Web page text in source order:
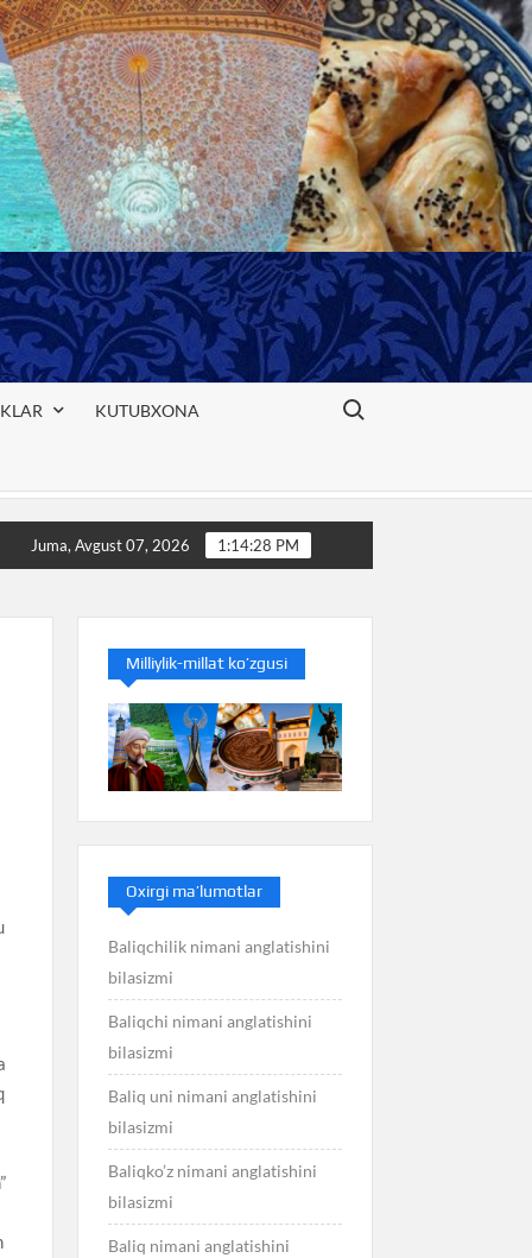
KUTUBXONA
Search for:
bilasizmi Balans nimani anglatishini bilasizmi
Juma, Avgust 07, 2026 1:14:29 PM
Milliylik-millat ko’zgusi
Oxirgi ma’lumotlar
Baliqchilik nimani anglatishini
bilasizmi
Baliqchi nimani anglatishini
bilasizmi
Baliq uni nimani anglatishini
bilasizmi
Baliqko’z nimani anglatishini
bilasizmi
Baliq nimani anglatishini